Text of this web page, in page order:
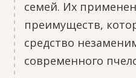
семей. Их
преимуществ,
средство
современного